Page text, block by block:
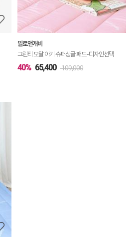
기
밀로앤개비
그린티 모달 아기 슈퍼싱글 패드-디자인선택
40% 65,400 109,000
보
보